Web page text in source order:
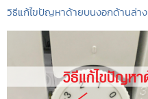
วิธีแก้ไขปัญหาด้ายบนงอกด้านล่าง